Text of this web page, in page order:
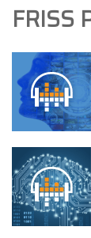
FRISS